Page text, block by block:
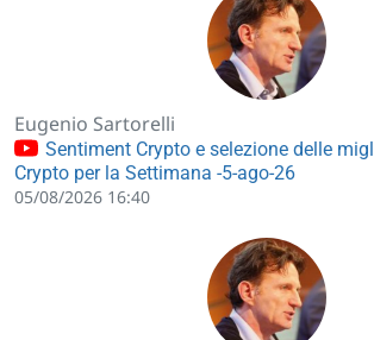
Eugenio Sartorelli
Sentiment Crypto e selezione delle
Crypto per la Settimana -5-ago-26
05/08/2026 16:40